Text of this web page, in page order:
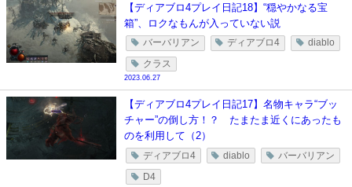
【ディアブロ4プレイ日記18】“穏やかなる宝
箱”、ロクなもんが入っていない説
バーバリアン ディアブロ4 diablo
クラス
2023.06.27
【ディアブロ4プレイ日記17】名物キャラ“ブッ
チャー”の倒し方！？ たまたま近くにあったも
のを利用して（2）
ディアブロ4 diablo バーバリアン
D4